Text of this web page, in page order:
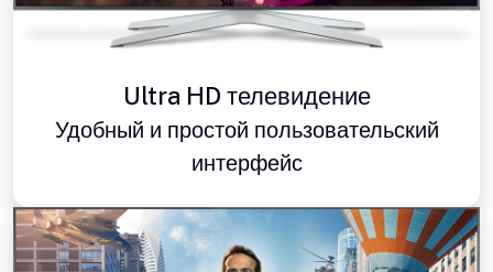
Ultra HD телевидение
Удобный и простой пользовательский
интерфейс